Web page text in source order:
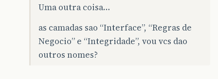
Uma outra coisa…
as camadas sao “Interface”, “Regras de
Negocio” e “Integridade”, vou vcs dao
outros nomes?